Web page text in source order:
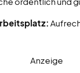
Anzeige